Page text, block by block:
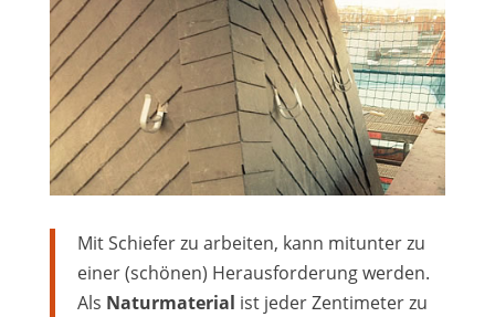
Mit Schiefer zu arbeiten, kann mitunter zu
einer (schönen) Herausforderung werden.
Als Naturmaterial ist jeder Zentimeter zu